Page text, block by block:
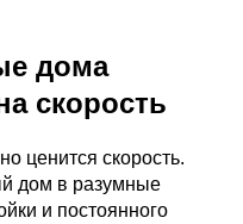
дома
скорость
ценится скорость.
дом в разумные
и постоянного